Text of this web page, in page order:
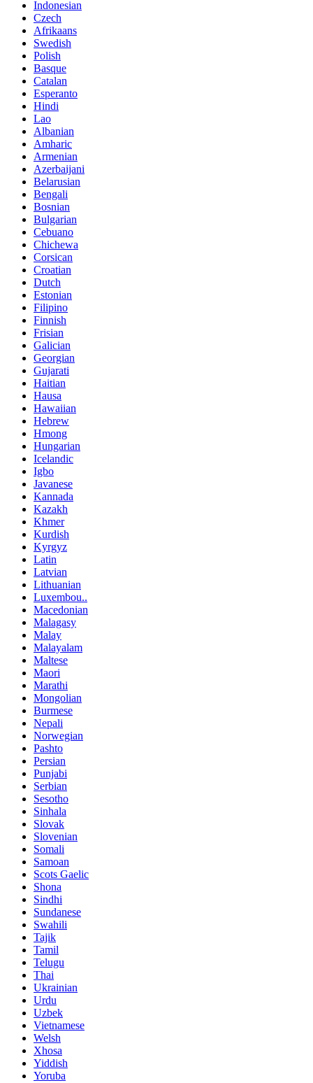
Indonesian
Czech
Afrikaans
Swedish
Polish
Basque
Catalan
Esperanto
Hindi
Lao
Albanian
Amharic
Armenian
Azerbaijani
Belarusian
Bengali
Bosnian
Bulgarian
Cebuano
Chichewa
Corsican
Croatian
Dutch
Estonian
Filipino
Finnish
Frisian
Galician
Georgian
Gujarati
Haitian
Hausa
Hawaiian
Hebrew
Hmong
Hungarian
Icelandic
Igbo
Javanese
Kannada
Kazakh
Khmer
Kurdish
Kyrgyz
Latin
Latvian
Lithuanian
Luxembou..
Macedonian
Malagasy
Malay
Malayalam
Maltese
Maori
Marathi
Mongolian
Burmese
Nepali
Norwegian
Pashto
Persian
Punjabi
Serbian
Sesotho
Sinhala
Slovak
Slovenian
Somali
Samoan
Scots Gaelic
Shona
Sindhi
Sundanese
Swahili
Tajik
Tamil
Telugu
Thai
Ukrainian
Urdu
Uzbek
Vietnamese
Welsh
Xhosa
Yiddish
Yoruba